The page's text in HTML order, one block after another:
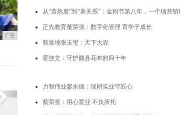
广告
Next
从“造热度”到“养关系”：金粉节第八年，一个场营销I
正先教育董荣强：数字化管理 育学子成长
新发地张玉玺：天下大农
霍连文：守护魏县花布的四十年
力智伟业廖水德：深耕实业守匠心
蔡荣熹：用心置业 不负所托